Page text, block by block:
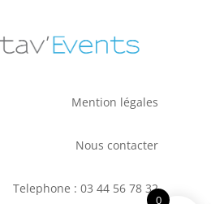
Mention légales
Nous contacter
Telephone : 03 44 56 78 32
0